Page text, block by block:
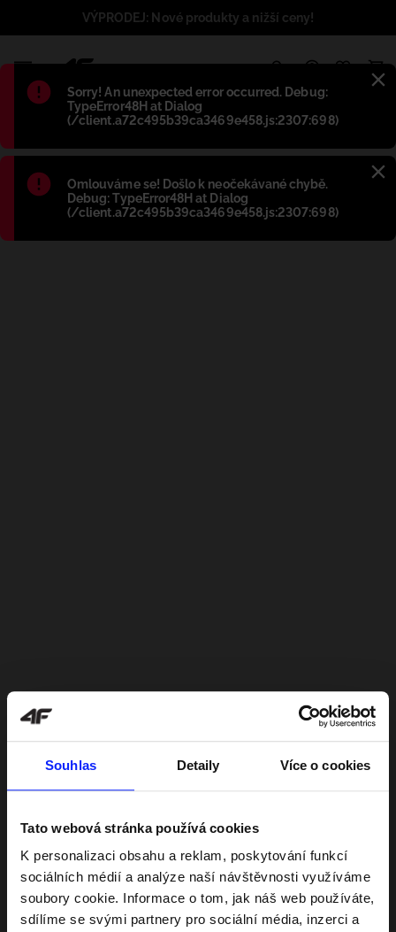
Souhlas Detaily Více o cookies
Tato webová stránka používá cookies
K personalizaci obsahu a reklam, poskytování funkcí
sociálních médií a analýze naší návštěvnosti využíváme
soubory cookie. Informace o tom, jak náš web používáte,
sdílíme se svými partnery pro sociální média, inzerci a
Błąd:
Sorry! An unexpected error occurred. Debug:
TypeError48H at Dialog
(/client.a72c495b39ca3469e458.js:2307:698)
Błąd:
Omlouváme se! Došlo k neočekávané chybě.
Debug: TypeError48H at Dialog
(/client.a72c495b39ca3469e458.js:2307:698)
VÝPRODEJ: Nové produkty a nižší ceny!